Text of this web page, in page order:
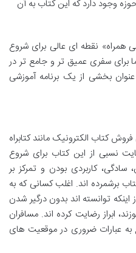
وجود دارد که این کتاب به آن
همراه» نقطه ای عالی برای شروع
برای سفری عمیق تر و جامع تر در
عنوان بخشی از یک برنامه آموزشی
کتاب الکترونیک مانند کتابراه
نسبی از این کتاب برای شروع
سادگی، کاربردی بودن و تمرکز بر
برشمرده اند. اغلب کسانی که به
اینکه توانسته اند بدون درگیر شدن
ابراز رضایت کرده اند. مسافران
عبارات ضروری در موقعیت های